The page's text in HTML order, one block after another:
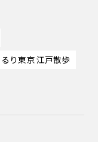
るり東京 江戸散歩